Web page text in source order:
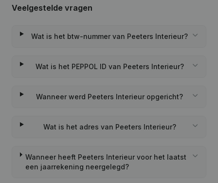
Veelgestelde vragen
Wat is het btw-nummer van Peeters Interieur?
Wat is het PEPPOL ID van Peeters Interieur?
Wanneer werd Peeters Interieur opgericht?
Wat is het adres van Peeters Interieur?
Wanneer heeft Peeters Interieur voor het laatst
een jaarrekening neergelegd?